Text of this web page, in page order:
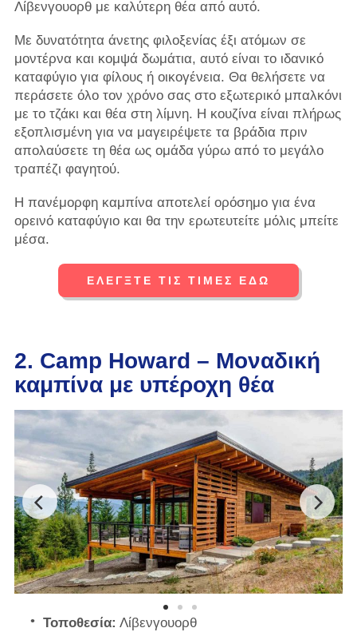
Λίβενγουορθ με καλύτερη θέα από αυτό.
Με δυνατότητα άνετης φιλοξενίας έξι ατόμων σε
μοντέρνα και κομψά δωμάτια, αυτό είναι το ιδανικό
καταφύγιο για φίλους ή οικογένεια. Θα θελήσετε να
περάσετε όλο τον χρόνο σας στο εξωτερικό μπαλκόνι
με το τζάκι και θέα στη λίμνη. Η κουζίνα είναι πλήρως
εξοπλισμένη για να μαγειρέψετε τα βράδια πριν
απολαύσετε τη θέα ως ομάδα γύρω από το μεγάλο
τραπέζι φαγητού.
Η πανέμορφη καμπίνα αποτελεί ορόσημο για ένα
ορεινό καταφύγιο και θα την ερωτευτείτε μόλις μπείτε
μέσα.
ΕΛΈΓΞΤΕ ΤΙΣ ΤΙΜΈΣ ΕΔΏ
2. Camp Howard – Μοναδική
καμπίνα με υπέροχη θέα
Τοποθεσία: Λίβενγουορθ